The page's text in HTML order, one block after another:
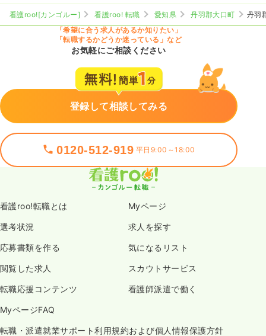
看護roo![カンゴルー] 看護roo! 転職 愛知県 丹羽郡大口町
丹羽
「希望に合う求人があるか知りたい」
「転職するかどうか迷っている」など
お気軽にご相談ください
登録して相談してみる
0120-512-919 平日9:00～18:00
看護roo!転職とは Myページ
選考状況 求人を探す
応募書類を作る 気になるリスト
閲覧した求人 スカウトサービス
転職応援コンテンツ 看護師派遣で働く
MyページFAQ
転職・派遣就業サポート利用規約および個人情報保護方針